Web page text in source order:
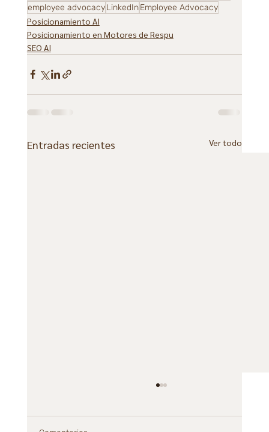
employee advocacyLinkedInEmployee Advocacy
Posicionamiento AI
Posicionamiento en Motores de Respu
SEO AI
Entradas recientes Ver todo